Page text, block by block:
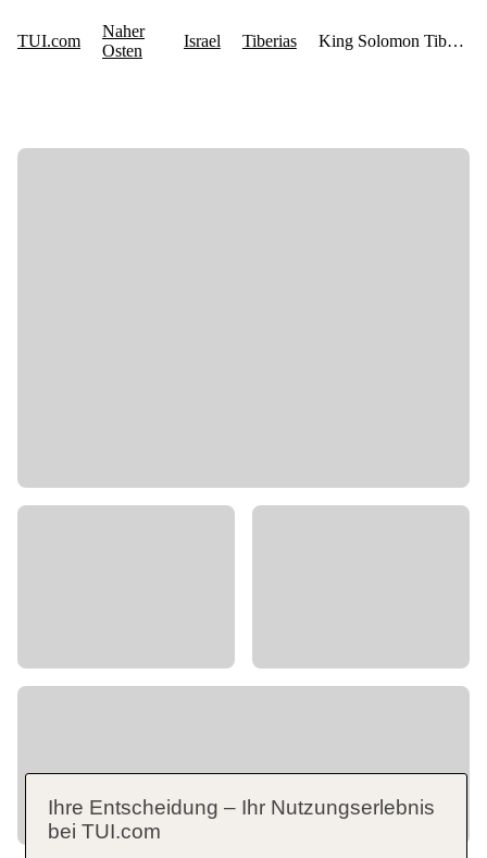
Ihre Entscheidung – Ihr Nutzungserlebnis
bei TUI.com